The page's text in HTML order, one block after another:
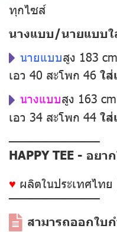
ทุกไซส์
นางแบบ/นายแบบใ
นายแบบสูง 183
เอว 40 สะโพก 46 ใ
นางแบบสูง 163
เอว 34 สะโพก 44 ใ
––––––––––––––
HAPPY TEE - อย
♥ ผลิตในประเทศไทย
––––––––––––––
สามารถออกใบ